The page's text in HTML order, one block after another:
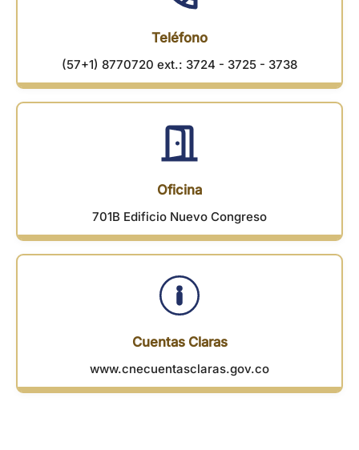
Teléfono
(57+1) 8770720 ext.: 3724 - 3725 - 3738
Oficina
701B Edificio Nuevo Congreso
Cuentas Claras
www.cnecuentasclaras.gov.co